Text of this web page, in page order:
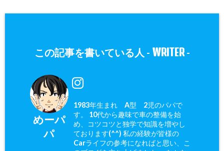
この記事を書いている人 - WRITER-
めーパ
パ
1983年生まれ A型 2児のパパで
す。 10代から趣味で車の整備を始
め、コツコツと独学で知識を増やし
ております(^^) 私の経験が皆様の
Carライフの参考になればと思い、こ